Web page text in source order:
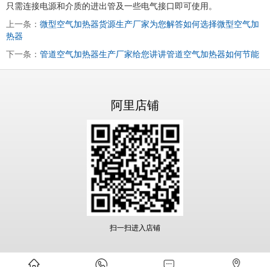
只需连接电源和介质的进出管及一些电气接口即可使用。
上一条： 微型空气加热器货源生产厂家为您解答如何选择微型空气加
热器
下一条： 管道空气加热器生产厂家给您讲讲管道空气加热器如何节能
阿里店铺
扫一扫进入店铺